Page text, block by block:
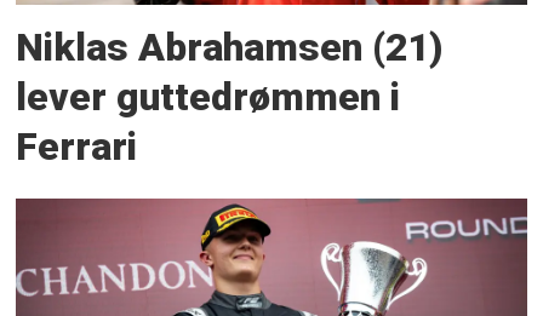
Niklas Abrahamsen (21)
lever guttedrømmen i
Ferrari